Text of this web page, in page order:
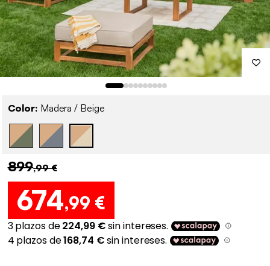
Color: Madera / Beige
899,99 €
674,99 €